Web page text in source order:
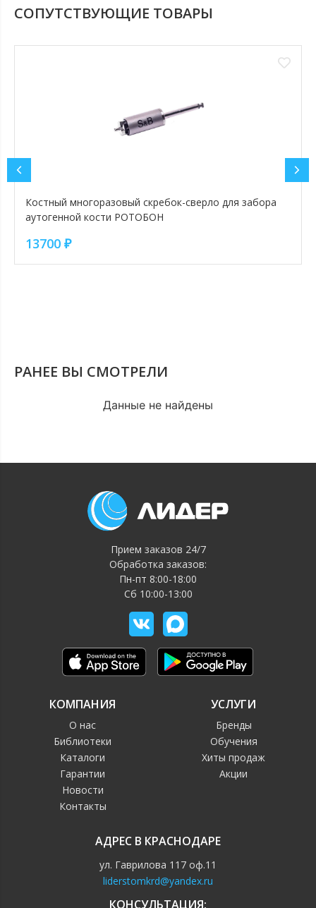
СОПУТСТВУЮЩИЕ ТОВАРЫ
Костный многоразовый скребок-сверло для забора
аутогенной кости РОТОБОН
13700 ₽
РАНЕЕ ВЫ СМОТРЕЛИ
Данные не найдены
Прием заказов 24/7
Обработка заказов:
Пн-пт 8:00-18:00
Сб 10:00-13:00
КОМПАНИЯ
О нас
Библиотеки
Каталоги
Гарантии
Новости
Контакты
УСЛУГИ
Бренды
Обучения
Хиты продаж
Акции
АДРЕС В КРАСНОДАРЕ
ул. Гаврилова 117 оф.11
liderstomkrd@yandex.ru
КОНСУЛЬТАЦИЯ: